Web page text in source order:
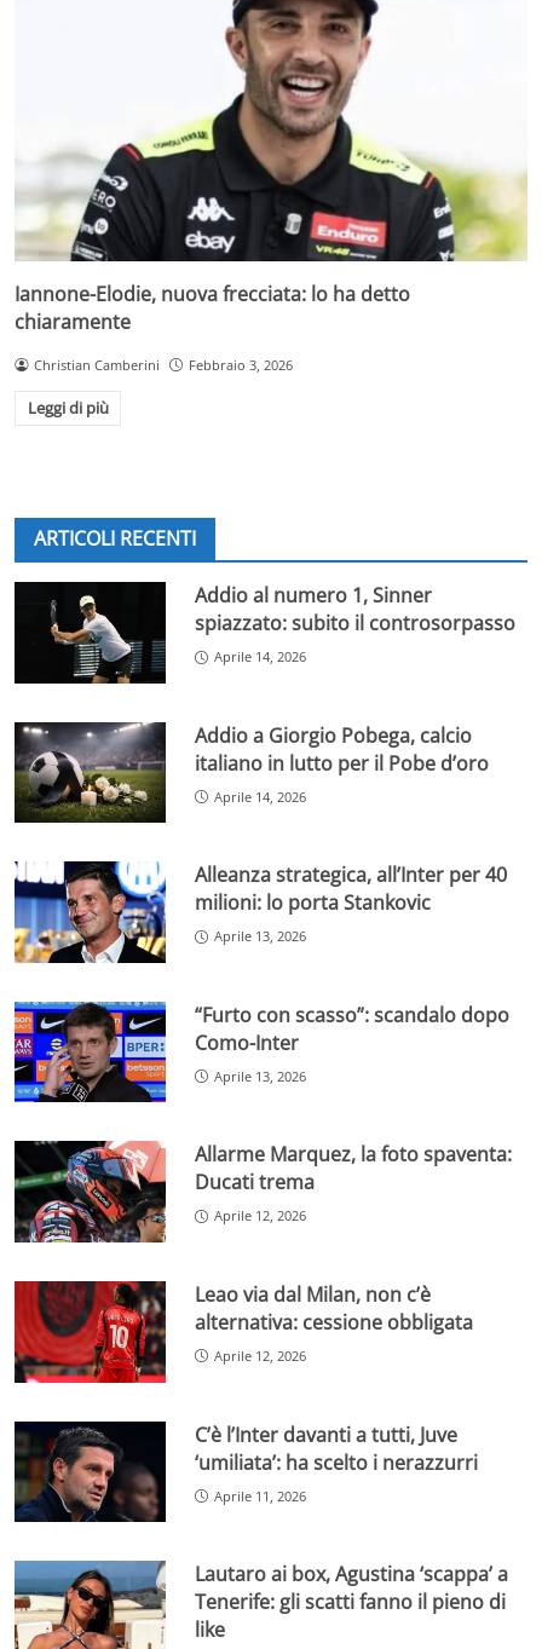
Iannone-Elodie, nuova frecciata: lo ha detto
chiaramente
Christian Camberini Febbraio 3, 2026
Leggi di più
ARTICOLI RECENTI
Addio al numero 1, Sinner
spiazzato: subito il controsorpasso
Aprile 14, 2026
Addio a Giorgio Pobega, calcio
italiano in lutto per il Pobe d’oro
Aprile 14, 2026
Alleanza strategica, all’Inter per 40
milioni: lo porta Stankovic
Aprile 13, 2026
“Furto con scasso”: scandalo dopo
Como-Inter
Aprile 13, 2026
Allarme Marquez, la foto spaventa:
Ducati trema
Aprile 12, 2026
Leao via dal Milan, non c’è
alternativa: cessione obbligata
Aprile 12, 2026
C’è l’Inter davanti a tutti, Juve
‘umiliata’: ha scelto i nerazzurri
Aprile 11, 2026
Lautaro ai box, Agustina ‘scappa’ a
Tenerife: gli scatti fanno il pieno di
like